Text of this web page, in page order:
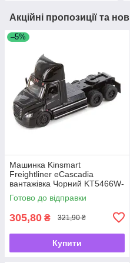
Акційні пропозиції та
–5%
Машинка Kinsmart
Freightliner eCascadia
вантажівка Чорний KT5466W-
2
Готово до відправки
305,80 ₴ 321,90 ₴
Купити